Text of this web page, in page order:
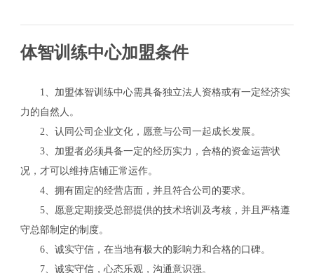
体智训练中心加盟条件
1、加盟体智训练中心需具备独立法人资格或有一定经济实
力的自然人。
2、认同公司企业文化，愿意与公司一起成长发展。
3、加盟者必须具备一定的经历实力，合格的资金运营状
况，才可以维持店铺正常运作。
4、拥有固定的经营店面，并且符合公司的要求。
5、愿意定期接受总部提供的技术培训及考核，并且严格遵
守总部制定的制度。
6、诚实守信，在当地有极大的影响力和合格的口碑。
7、诚实守信，心态乐观，沟通意识强。